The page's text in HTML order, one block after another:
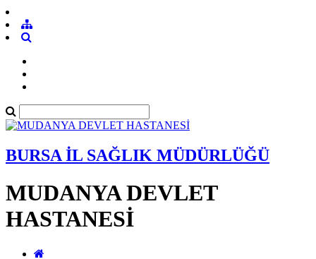
BURSA İL SAĞLIK MÜDÜRLÜĞÜ
MUDANYA DEVLET
HASTANESİ